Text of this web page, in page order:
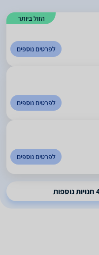
הזול ביותר
לפרטים נוספים
לפרטים נוספים
לפרטים נוספים